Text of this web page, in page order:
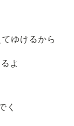
てゆけるから
よ
く